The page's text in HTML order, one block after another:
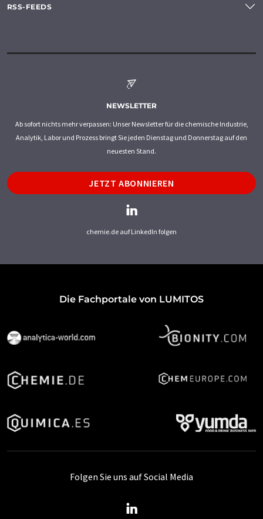
RSS-FEEDS
NEWSLETTER
Ab sofort nichts mehr verpassen: Unser Newsletter für die chemische Industrie,
Analytik, Labor und Prozess bringt Sie jeden Dienstag und Donnerstag auf den
neuesten Stand.
JETZT ABONNIEREN
chemie.de auf LinkedIn folgen
Die Fachportale von LUMITOS
Folgen Sie uns auf Social Media